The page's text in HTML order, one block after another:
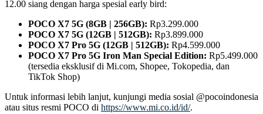
12.00 siang dengan harga spesial early bird:
POCO X7 5G (8GB | 256GB): Rp3.299.000
POCO X7 5G (12GB | 512GB): Rp3.899.000
POCO X7 Pro 5G (12GB | 512GB): Rp4.599.000
POCO X7 Pro 5G Iron Man Special Edition: Rp5.499.000
(tersedia eksklusif di Mi.com, Shopee, Tokopedia, dan
TikTok Shop)
Untuk informasi lebih lanjut, kunjungi media sosial @pocoindonesia
atau situs resmi POCO di https://www.mi.co.id/id/.